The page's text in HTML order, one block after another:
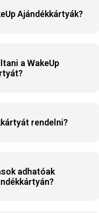
Ajándékkártyák?
a WakeUp
rendelni?
adhatóak